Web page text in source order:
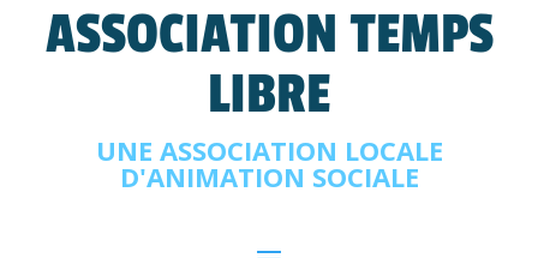
ASSOCIATION TEMPS
LIBRE
UNE ASSOCIATION LOCALE
D'ANIMATION SOCIALE